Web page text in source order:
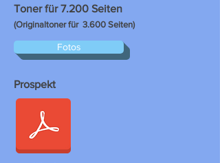
Toner für 7.200 Seiten
(Originaltoner für 3.600 Seiten)
Fotos
Prospekt